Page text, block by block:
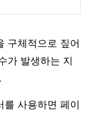
구체적으로 짚어
가 발생하는 지
를 사용하면 페이